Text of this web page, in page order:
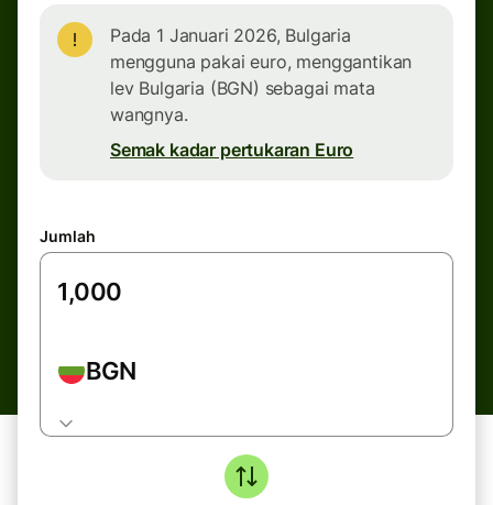
Pada 1 Januari 2026, Bulgaria
mengguna pakai euro, menggantikan
lev Bulgaria (BGN) sebagai mata
wangnya.
Semak kadar pertukaran Euro
Jumlah
BGN